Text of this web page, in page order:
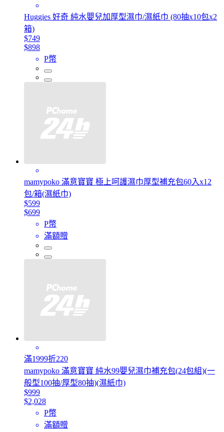
Huggies 好奇 純水嬰兒加厚型濕巾/濕紙巾 (80抽x10包x2
箱)
$749
$898
P幣
mamypoko 滿意寶寶 極上呵護濕巾厚型補充包60入x12
包/箱(濕紙巾)
$599
$699
P幣
滿額贈
滿1999折220
mamypoko 滿意寶寶 純水99嬰兒濕巾補充包(24包組)(一
般型100抽/厚型80抽)(濕紙巾)
$999
$2,028
P幣
滿額贈